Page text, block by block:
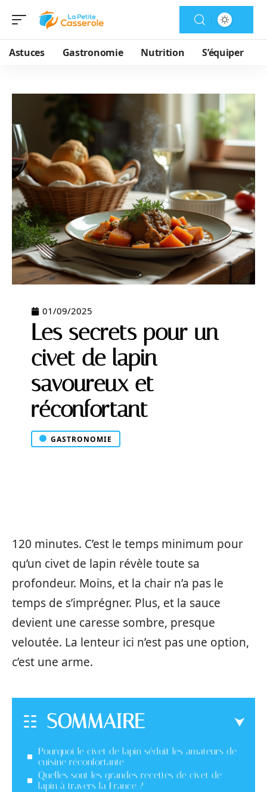
Astuces Gastronomie Nutrition S’équiper
01/09/2025
Les secrets pour un
civet de lapin
savoureux et
réconfortant
GASTRONOMIE
120 minutes. C’est le temps minimum pour
qu’un civet de lapin révèle toute sa
profondeur. Moins, et la chair n’a pas le
temps de s’imprégner. Plus, et la sauce
devient une caresse sombre, presque
veloutée. La lenteur ici n’est pas une option,
c’est une arme.
SOMMAIRE
Pourquoi le civet de lapin séduit les amateurs de
cuisine réconfortante
Quelles sont les grandes recettes de civet de
lapin à travers la France ?